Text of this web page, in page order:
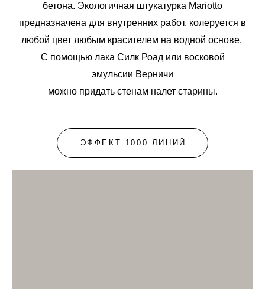
бетона. Экологичная штукатурка Mariotto
предназначена для внутренних работ, колеруется в
любой цвет любым красителем на водной основе.
C помощью лака Силк Роад или восковой
эмульсии Верничи
можно придать стенам налет старины.
ЭФФЕКТ 1000 ЛИНИЙ